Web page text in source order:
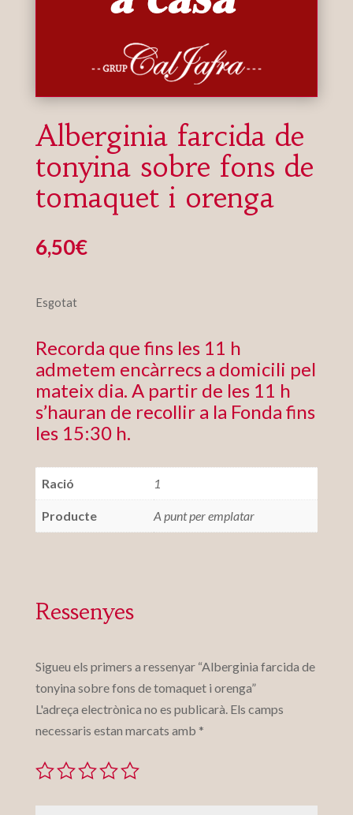
Alberginia farcida de
tonyina sobre fons de
tomaquet i orenga
6,50€
Esgotat
Recorda que fins les 11 h
admetem encàrrecs a domicili pel
mateix dia. A partir de les 11 h
s’hauran de recollir a la Fonda fins
les 15:30 h.
Ració 1
Producte A punt per emplatar
Ressenyes
Sigueu els primers a ressenyar “Alberginia farcida de
tonyina sobre fons de tomaquet i orenga”
L'adreça electrònica no es publicarà. Els camps
necessaris estan marcats amb *